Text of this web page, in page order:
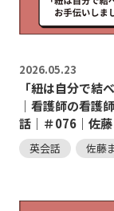
2026.05.23
「紐は自分で結
｜看護師の看護
話｜＃076｜佐
英会話 佐藤